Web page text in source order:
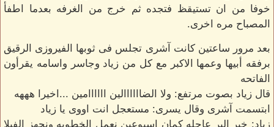
خوفا من ان تستيقظ فتجده ثم خرج من الغرفه بعدما اطفأ
المصباح مره اخرى.
بعد مرور ساعتين كانت آشرى تجلس فى ثوبها الفيروزى الرقيق
برفقه أبيها وعمها الاكبر مع كل من زياد وجاسر واسامه يقرأون
الفاتحه
قال زياد بصوت مرتفع: ولا الضاااااالين اااااامين ...اخيرا هههه
ابتسمت آشرى وقال يسرى: مستعجل انت اووى يا زياد
زياد: خير البر عاجله كمان اسبوعين نعمل الخطوبه ونجهز الفيلا